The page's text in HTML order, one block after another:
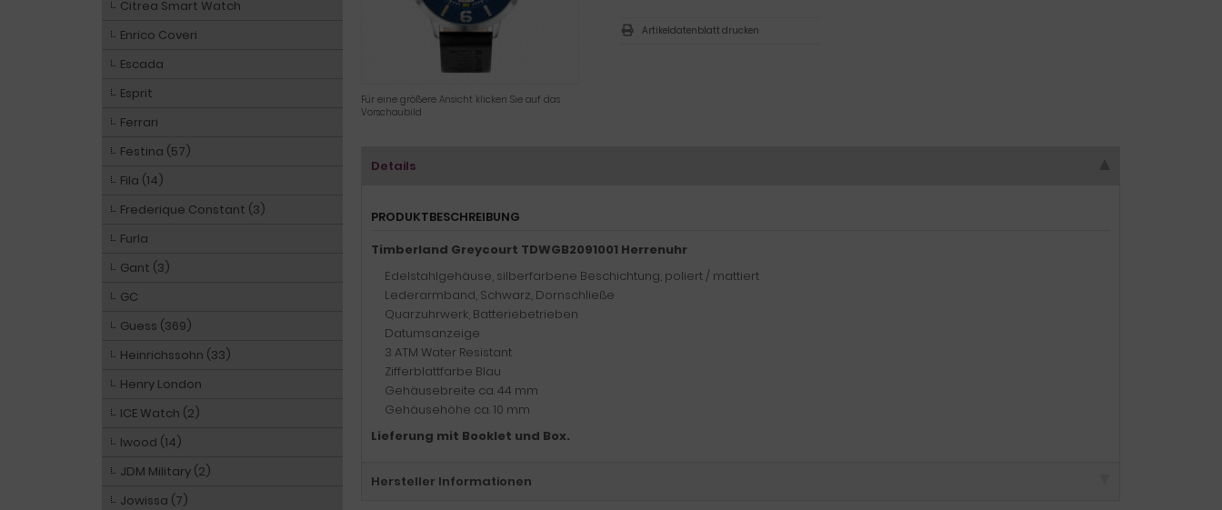
Für eine größere Ansicht klicken Sie auf das
Vorschaubild
Artikeldatenblatt drucken
Details
PRODUKTBESCHREIBUNG
Timberland Greycourt TDWGB2091001 Herrenuhr
Edelstahlgehäuse, silberfarbene Beschichtung, poliert / mattiert
Lederarmband, Schwarz, Dornschließe
Quarzuhrwerk, Batteriebetrieben
Datumsanzeige
3 ATM Water Resistant
Zifferblattfarbe Blau
Gehäusebreite ca. 44 mm
Gehäusehöhe ca. 10 mm
Lieferung mit Booklet und Box.
Hersteller Informationen
Citrea Smart Watch
Enrico Coveri
Escada
Esprit
Ferrari
Festina (57)
Fila (14)
Frederique Constant (3)
Furla
Gant (3)
GC
Guess (369)
Heinrichssohn (33)
Henry London
ICE Watch (2)
Iwood (14)
JDM Military (2)
Jowissa (7)